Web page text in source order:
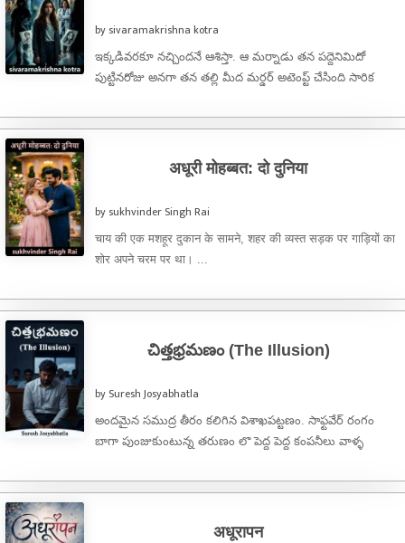
by sivaramakrishna kotra
ఇక్కడివరకూ నచ్చిందనే ఆశిస్తా. ఆ మర్నాడు తన పద్దెనిమిదో
పుట్టినరోజు అనగా తన తల్లి మీద మర్డర్ అటెంప్ట్ చేసింది సారిక
अधूरी मोहब्बत: दो दुनिया
by sukhvinder Singh Rai
चाय की एक मशहूर दुकान के सामने, शहर की व्यस्त सड़क पर गाड़ियों का
शोर अपने चरम पर था। ...
చిత్తభ్రమణం (The Illusion)
by Suresh Josyabhatla
అందమైన సముద్ర తీరం కలిగిన విశాఖపట్టణం. సాఫ్టవేర్ రంగం
బాగా పుంజుకుంటున్న తరుణం లొ పెద్ద పెద్ద కంపనీలు వాళ్ళ
अधूरापन